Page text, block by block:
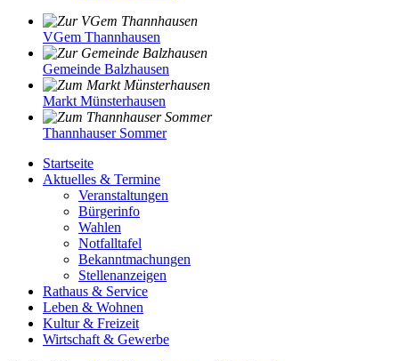
VGem Thannhausen
Gemeinde Balzhausen
Markt Münsterhausen
Thannhauser Sommer
Startseite
Aktuelles & Termine
Veranstaltungen
Bürgerinfo
Wahlen
Notfalltafel
Bekanntmachungen
Stellenanzeigen
Rathaus & Service
Leben & Wohnen
Kultur & Freizeit
Wirtschaft & Gewerbe